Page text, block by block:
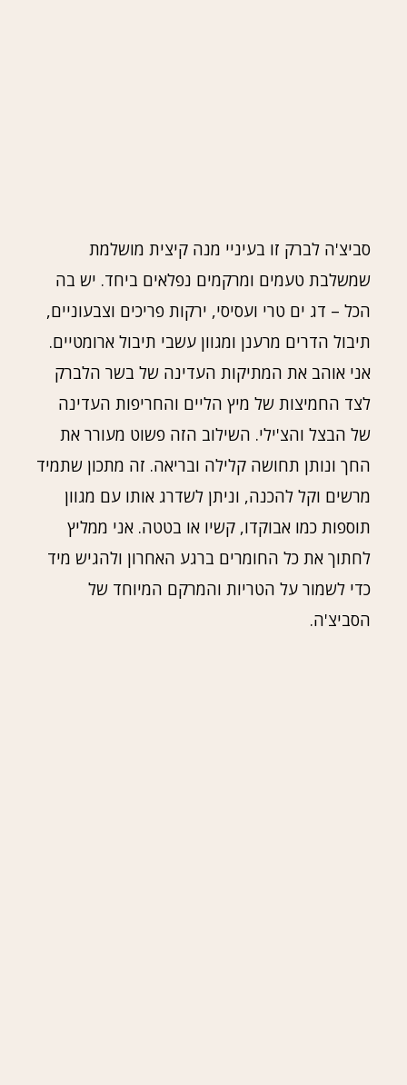
סביצ'ה לברק זו בעיניי מנה קיצית מושלמת
שמשלבת טעמים ומרקמים נפלאים ביחד. יש בה
הכל – דג ים טרי ועסיסי, ירקות פריכים וצבעוניים,
תיבול הדרים מרענן ומגוון עשבי תיבול ארומטיים.
אני אוהב את המתיקות העדינה של בשר הלברק
לצד החמיצות של מיץ הליים והחריפות העדינה
של הבצל והצ'ילי. השילוב הזה פשוט מעורר את
החך ונותן תחושה קלילה ובריאה. זה מתכון שתמיד
מרשים וקל להכנה, וניתן לשדרג אותו עם מגוון
תוספות כמו אבוקדו, קשיו או בטטה. אני ממליץ
לחתוך את כל החומרים ברגע האחרון ולהגיש מיד
כדי לשמור על הטריות והמרקם המיוחד של
הסביצ'ה.